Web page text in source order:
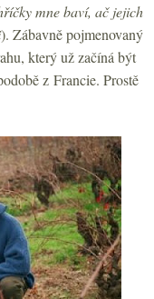
mne baví, ač jejich
). Zábavně pojmenovaný
který už začíná být
z Francie. Prostě